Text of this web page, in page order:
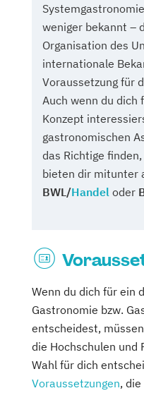
weniger bekannt –
Organisation des
internationale
Voraussetzung für
Auch wenn du
Konzept
gastronomischen
das Richtige
bieten dir mitunter
BWL/Handel oder
Wenn du dich für ein
Gastronomie bzw.
entscheidest,
die Hochschulen
Wahl für dich
Voraussetzungen,